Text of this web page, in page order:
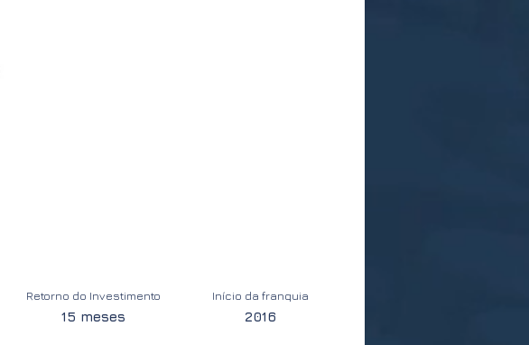
Retorno do Investimento
15 meses
Início da franquia
2016